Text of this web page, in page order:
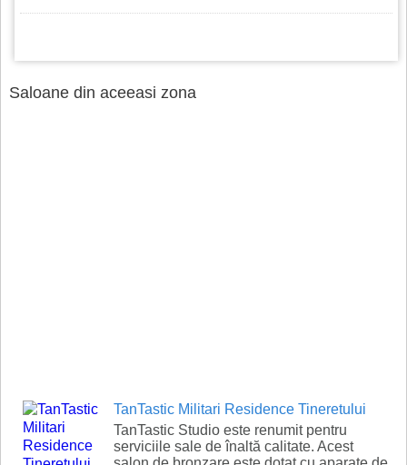
Saloane din aceeasi zona
TanTastic Militari Residence Tineretului
TanTastic Studio este renumit pentru
serviciile sale de înaltă calitate. Acest